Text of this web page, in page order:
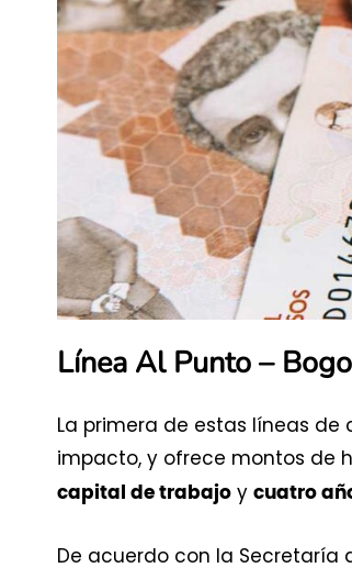
Línea Al Punto –
La primera de estas líneas
impacto, y ofrece montos de
capital de trabajo y cuatro
De acuerdo con la Secretaría